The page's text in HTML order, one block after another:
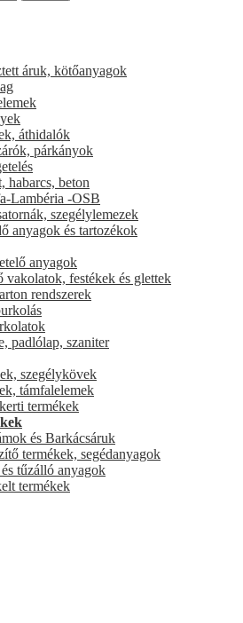
áruk, kötőanyagok
áthidalók
párkányok
habarcs, beton
Lambéria -OSB
szegélylemezek
anyagok és tartozékok
anyagok
vakolatok, festékek és glettek
rendszerek
padlólap, szaniter
szegélykövek
támfalelemek
termékek
és Barkácsáruk
termékek, segédanyagok
tűzálló anyagok
termékek